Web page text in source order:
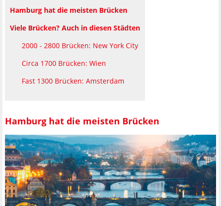
Hamburg hat die meisten Brücken
Viele Brücken? Auch in diesen Städten
2000 - 2800 Brücken: New York City
Circa 1700 Brücken: Wien
Fast 1300 Brücken: Amsterdam
Hamburg hat die meisten Brücken